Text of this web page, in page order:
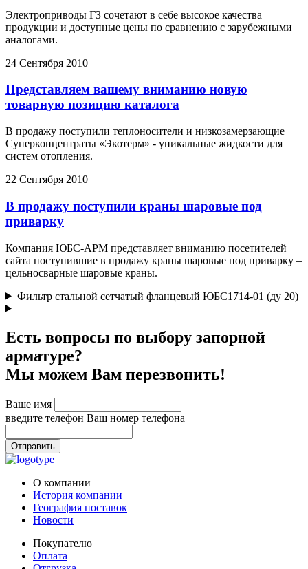
Электроприводы ГЗ сочетают в себе высокое качества
продукции и доступные цены по сравнению с зарубежными
аналогами.
24 Сентября 2010
Представляем вашему вниманию новую
товарную позицию каталога
В продажу поступили теплоносители и низкозамерзающие
Суперконцентраты «Экотерм» - уникальные жидкости для
систем отопления.
22 Сентября 2010
В продажу поступили краны шаровые под
приварку
Компания ЮБС-АРМ представляет вниманию посетителей
сайта поступившие в продажу краны шаровые под приварку –
цельносварные шаровые краны.
Фильтр стальной сетчатый фланцевый ЮБС1714-­01 (ду 20)
Есть вопросы по выбору запорной
арматуре?
Мы можем Вам перезвонить!
Ваше имя
введите телефон Ваш номер телефона
Отправить
О компании
История компании
География поставок
Новости
Покупателю
Оплата